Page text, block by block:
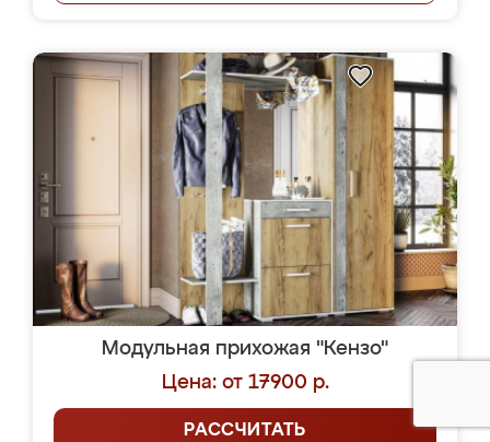
Модульная прихожая "Кензо"
Цена: от 17900 р.
РАССЧИТАТЬ